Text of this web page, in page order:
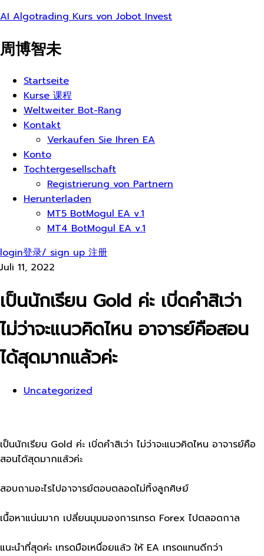
AI Algotrading Kurs von Jobot Invest
周博智未
MenüStartseite
Kurse 课程
Weltweiter Bot-Rang
Kontakt
Verkaufen Sie Ihren EA
Konto
Tochtergesellschaft
Registrierung von Partnern
Herunterladen
MT5 BotMogul EA v.1
MT4 BotMogul EA v.1
login登录/ sign up 注册
Juli 11, 2022
เป็นนักเรียน Gold ค่ะ เบิ่ดคำสิเว่า
ไม่ว่าจะแนวคิดไหน อาจารย์คือสอน
ได้สุดมากแล้วค่ะ
Uncategorized
เป็นนักเรียน Gold ค่ะ เบิ่ดคำสิเว่า ไม่ว่าจะแนวคิดไหน อาจารย์คือ
สอนได้สุดมากแล้วค่ะ
สอบถามอะไรไปอาจารย์ตอบตลอดไม่ทิ้งลูกศิษย์
เนื้อหาแน่นมาก เปลี่ยนมุมมองการเทรด Forex ไปตลอดกาล
แนะนำที่สุดค่ะ เทรดมือเหนื่อยแล้ว ให้ EA เทรดแทนดีกว่า